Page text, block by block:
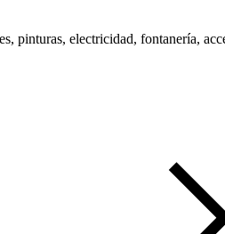
pinturas, electricidad, fontanería,